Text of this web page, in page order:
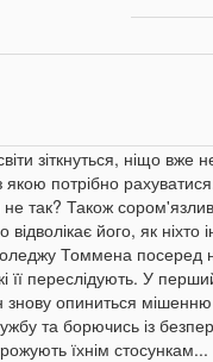
зіткнуться, ніщо
якою потрібно
так? Також
його, як
Томмена посеред
переслідують. У
знову опиниться
та борючись із
їхнім стосункам...